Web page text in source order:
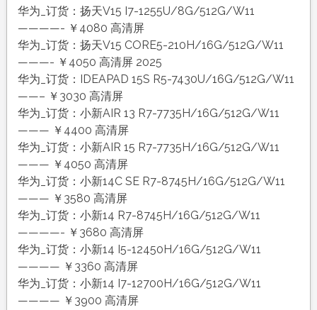
华为_订货：扬天V15 I7-1255U/8G/512G/W11
————- ￥4080 高清屏
华为_订货：扬天V15 CORE5-210H/16G/512G/W11
———- ￥4050 高清屏 2025
华为_订货：IDEAPAD 15S R5-7430U/16G/512G/W11
——– ￥3030 高清屏
华为_订货：小新AIR 13 R7-7735H/16G/512G/W11
——— ￥4400 高清屏
华为_订货：小新AIR 15 R7-7735H/16G/512G/W11
——— ￥4050 高清屏
华为_订货：小新14C SE R7-8745H/16G/512G/W11
——— ￥3580 高清屏
华为_订货：小新14 R7-8745H/16G/512G/W11
————- ￥3680 高清屏
华为_订货：小新14 I5-12450H/16G/512G/W11
———— ￥3360 高清屏
华为_订货：小新14 I7-12700H/16G/512G/W11
———— ￥3900 高清屏